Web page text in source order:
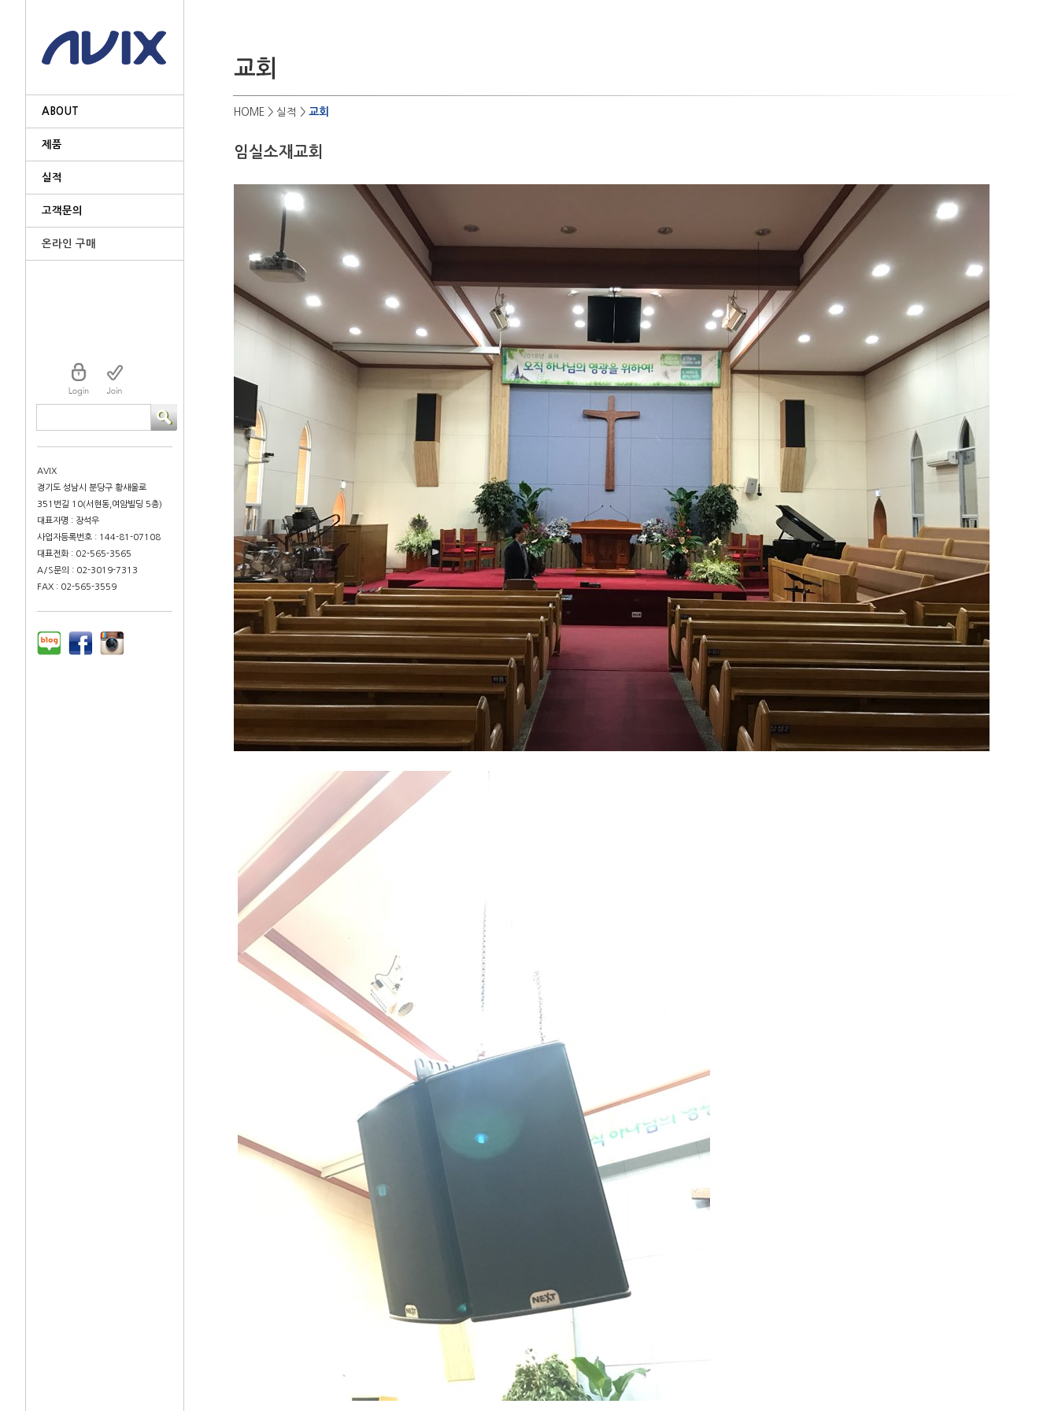
ABOUT
제품
실적
고객문의
온라인 구매
AVIX
경기도 성남시 분당구 황새울로
351번길 10(서현동,여암빌딩 5층)
대표자명 : 장석우
사업자등록번호 : 144-81-07108
대표전화 : 02-565-3565
A/S문의 : 02-3019-7313
FAX : 02-565-3559
HOME > 실적 > 교회
임실소재교회